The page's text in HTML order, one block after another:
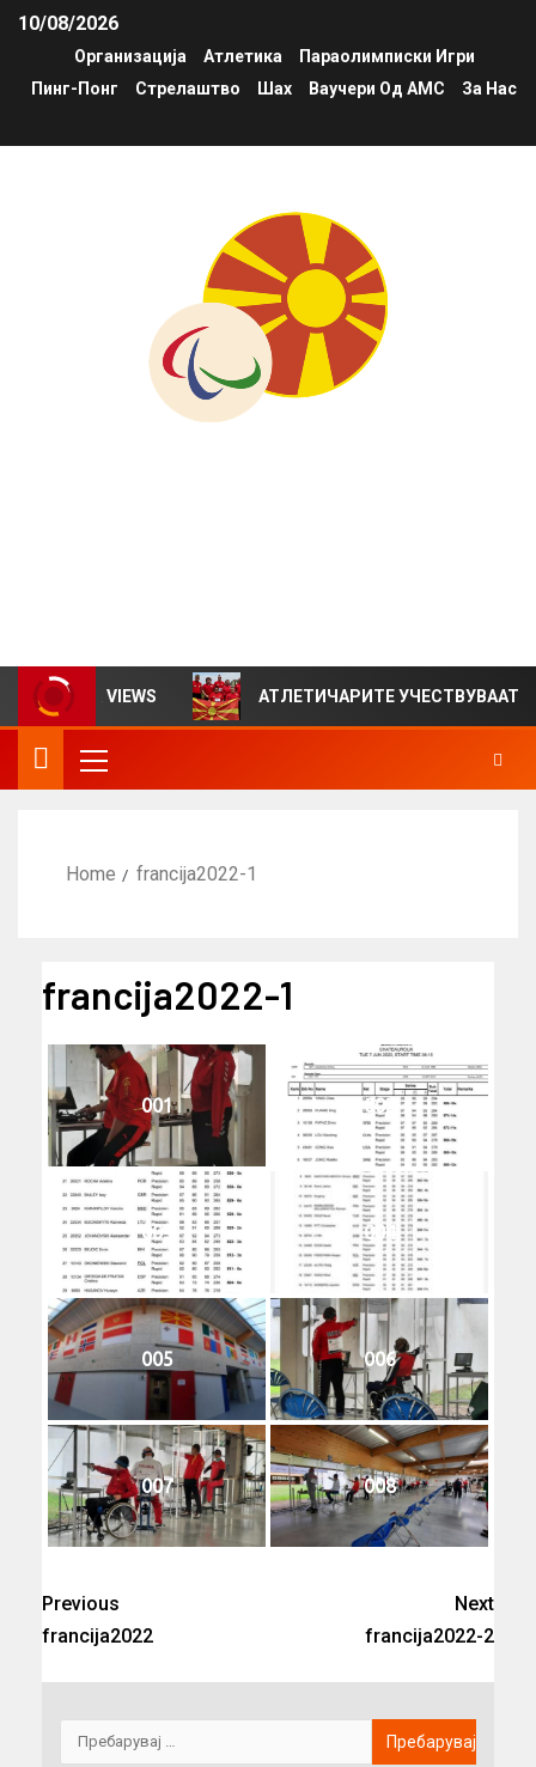
10/08/2026
Организација Атлетика
Параолимписки Игри
Пинг-Понг
Стрелаштво Шах Ваучери Од АМС За Нас
за VIEWS АТЛЕТИЧАРИТЕ УЧЕСТВУВААТ НА
Home francija2022-1
francija2022-1
001 002
003 004
005 006
007 008
Previous
francija2022
Next
francija2022-2